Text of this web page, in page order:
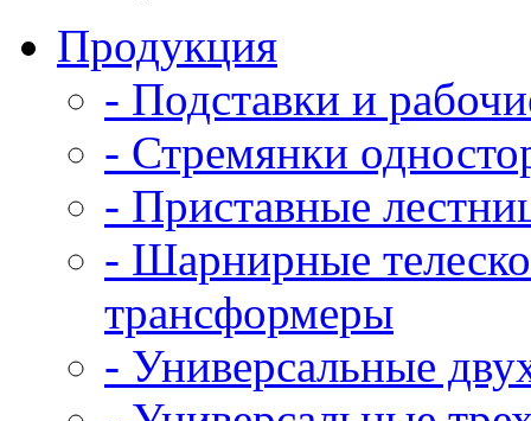
Продукция
- Подставки и
- Стремянки
- Приставные
- Шарнирные
трансформеры
- Универсальные